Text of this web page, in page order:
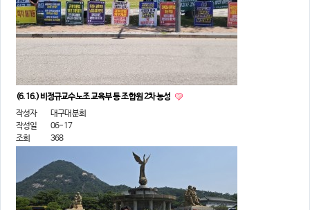
(6.16.) 비정규교수노조 교육부 등 조합원 2차 농성
작성자
대구대분회
작성일
06-17
조회
368